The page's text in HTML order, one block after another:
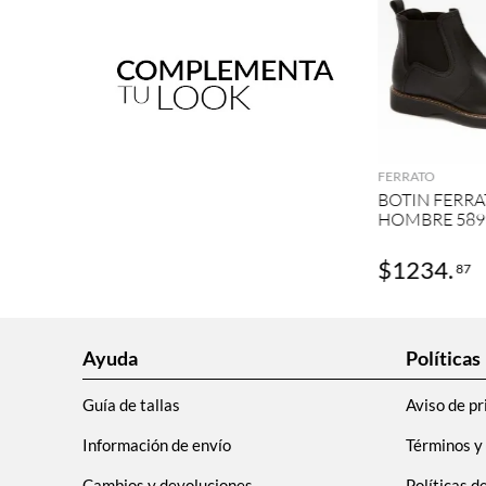
FERRATO
BOTIN
HOMBRE
$1234.87
Ayuda
Guía de tallas
Información de envío
Políticas
Aviso de
Términos